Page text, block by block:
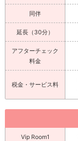
同伴
延長（30分）
アフターチェック
料金
税金・サービス料
Vip Room1